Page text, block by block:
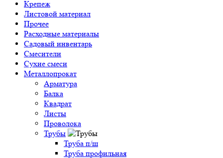
Крепеж
Листовой материал
Прочее
Расходные материалы
Садовый инвентарь
Смесители
Сухие смеси
Металлопрокат
Арматура
Балка
Квадрат
Листы
Проволока
Трубы
Труба п/ш
Труба профильная